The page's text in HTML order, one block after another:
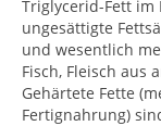
Triglycerid-Fett im
ungesättigte
und wesentlich
Fisch, Fleisch aus
Gehärtete Fette
Fertignahrung)